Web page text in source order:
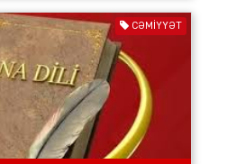
CƏMIYYƏT